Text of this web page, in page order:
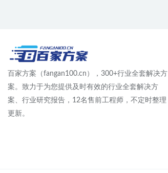
百家方案（fangan100.cn），300+行业全套解决方
案。致力于为您提供及时有效的行业全套解决方
案、行业研究报告，12名售前工程师，不定时整理
更新。